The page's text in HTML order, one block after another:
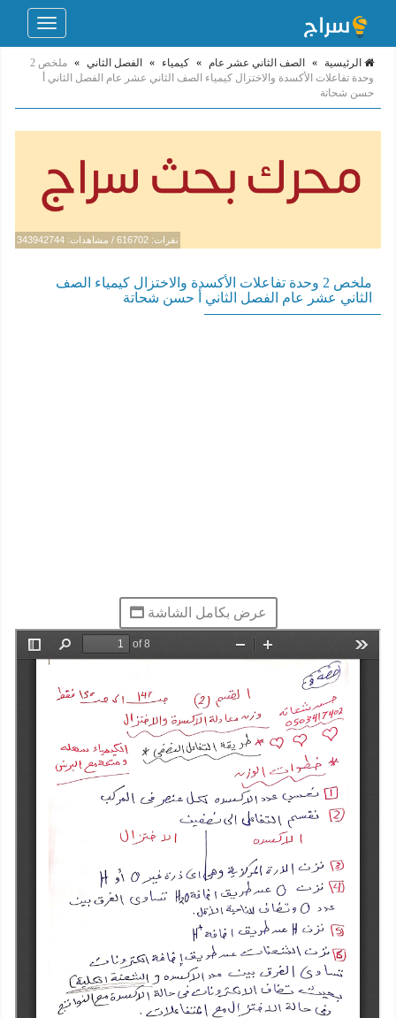
Toggle
الرئيسية » الصف الثاني عشر عام » كيمياء » الفصل الثاني »
ملخص 2
وحدة تفاعلات الأكسدة والاختزال كيمياء الصف الثاني عشر عام الفصل الثاني أ
حسن شحاتة
نقرات: 616702 / مشاهدات: 343942744
ملخص 2 وحدة تفاعلات الأكسدة والاختزال كيمياء الصف
الثاني عشر عام الفصل الثاني أ حسن شحاتة
عرض بكامل الشاشة